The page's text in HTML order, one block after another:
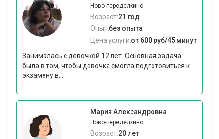
Ново-переделкино
Возраст:21 год
Опыт:без опыта
Цена услуги:от 600 руб/45 минут
Занималась с девочкой 12 лет. Основная задача
была в том, чтобы девочка смогла подготовиться к
экзамену в...
Мария Александровна
Ново-переделкино
Возраст:20 лет